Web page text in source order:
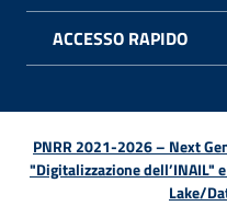
ACCESSO RAPIDO
PNRR 2021-2026 – Next
"Digitalizzazione dell’INAIL"
Lake/